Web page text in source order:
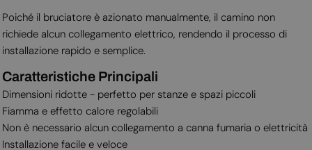
Poiché il bruciatore è azionato manualmente, il camino non
richiede alcun collegamento elettrico, rendendo il processo di
installazione rapido e semplice.
Caratteristiche Principali
Dimensioni ridotte - perfetto per stanze e spazi piccoli
Fiamma e effetto calore regolabili
Non è necessario alcun collegamento a canna fumaria o elettricità
Installazione facile e veloce